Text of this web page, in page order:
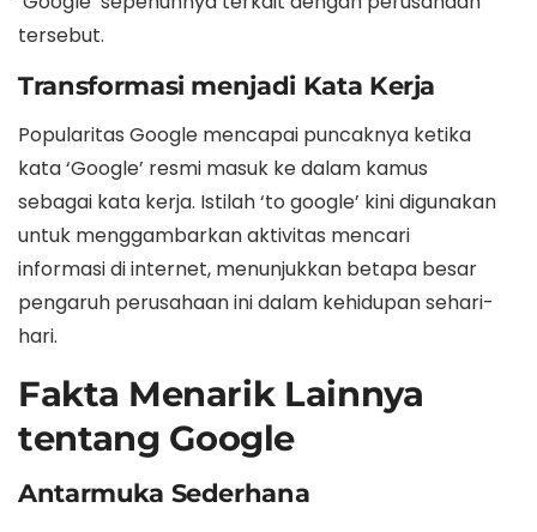
tersebut.
Transformasi menjadi Kata Kerja
Popularitas Google mencapai puncaknya ketika
kata ‘Google’ resmi masuk ke dalam kamus
sebagai kata kerja. Istilah ‘to google’ kini digunakan
untuk menggambarkan aktivitas mencari
informasi di internet, menunjukkan betapa besar
pengaruh perusahaan ini dalam kehidupan sehari-
hari.
Fakta Menarik Lainnya
tentang Google
Antarmuka Sederhana